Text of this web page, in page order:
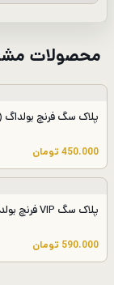
محصولات
پلاک سگ فرنچ
450.000 تومان
پلاک سگ VIP فرنچ بولداگ
590.000 تومان